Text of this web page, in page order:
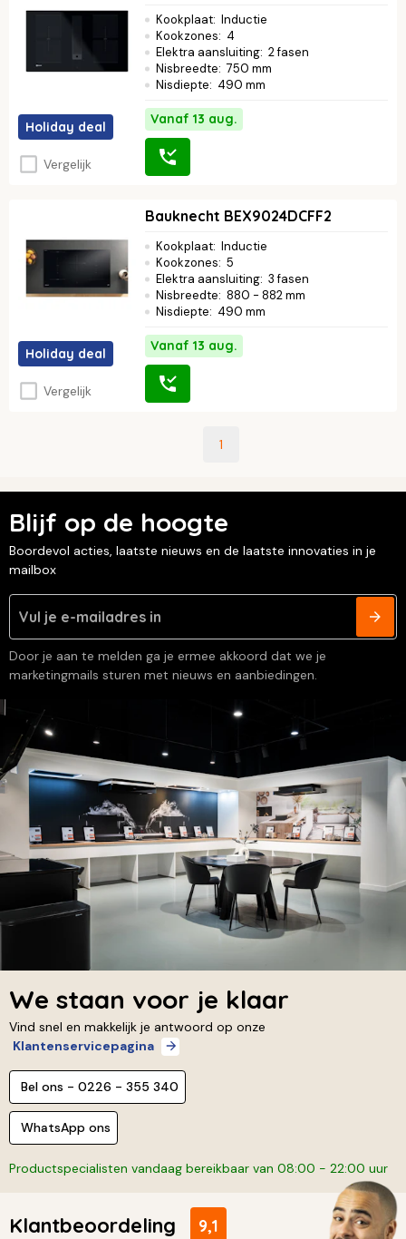
Holiday deal
Vergelijk
Kookplaat: Inductie
Kookzones: 4
Elektra aansluiting: 2 fasen
Nisbreedte: 750 mm
Nisdiepte: 490 mm
Vanaf 13 aug.
Holiday deal
Vergelijk
Bauknecht BEX9024DCFF2
Kookplaat: Inductie
Kookzones: 5
Elektra aansluiting: 3 fasen
Nisbreedte: 880 - 882 mm
Nisdiepte: 490 mm
Vanaf 13 aug.
1
Blijf op de hoogte
Boordevol acties, laatste nieuws en de laatste innovaties in je
mailbox
Door je aan te melden ga je ermee akkoord dat we je
marketingmails sturen met nieuws en aanbiedingen.
We staan voor je klaar
Vind snel en makkelijk je antwoord op onze
Klantenservicepagina
Bel ons - 0226 - 355 340
WhatsApp ons
Productspecialisten vandaag bereikbaar van 08:00 - 22:00 uur
Klantbeoordeling 9,1